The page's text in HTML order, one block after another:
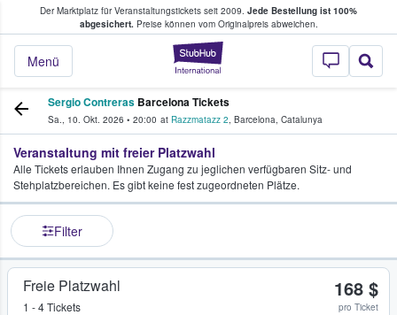
Der Marktplatz für Veranstaltungstickets seit 2009. Jede Bestellung ist 100%
abgesichert.Preise können vom Originalpreis abweichen.
StubHub - Wo
Menü
Tickets kaufen & verkaufen
Sergio Contreras Barcelona Tickets
Sa., 10. Okt. 2026 • 20:00 at Razzmatazz 2, Barcelona, Catalunya
Veranstaltung mit freier Platzwahl
Alle Tickets erlauben Ihnen Zugang zu jeglichen verfügbaren Sitz- und
Stehplatzbereichen. Es gibt keine fest zugeordneten Plätze.
Filter
Freie Platzwahl
1 - 4 Tickets
168 $
pro Ticket